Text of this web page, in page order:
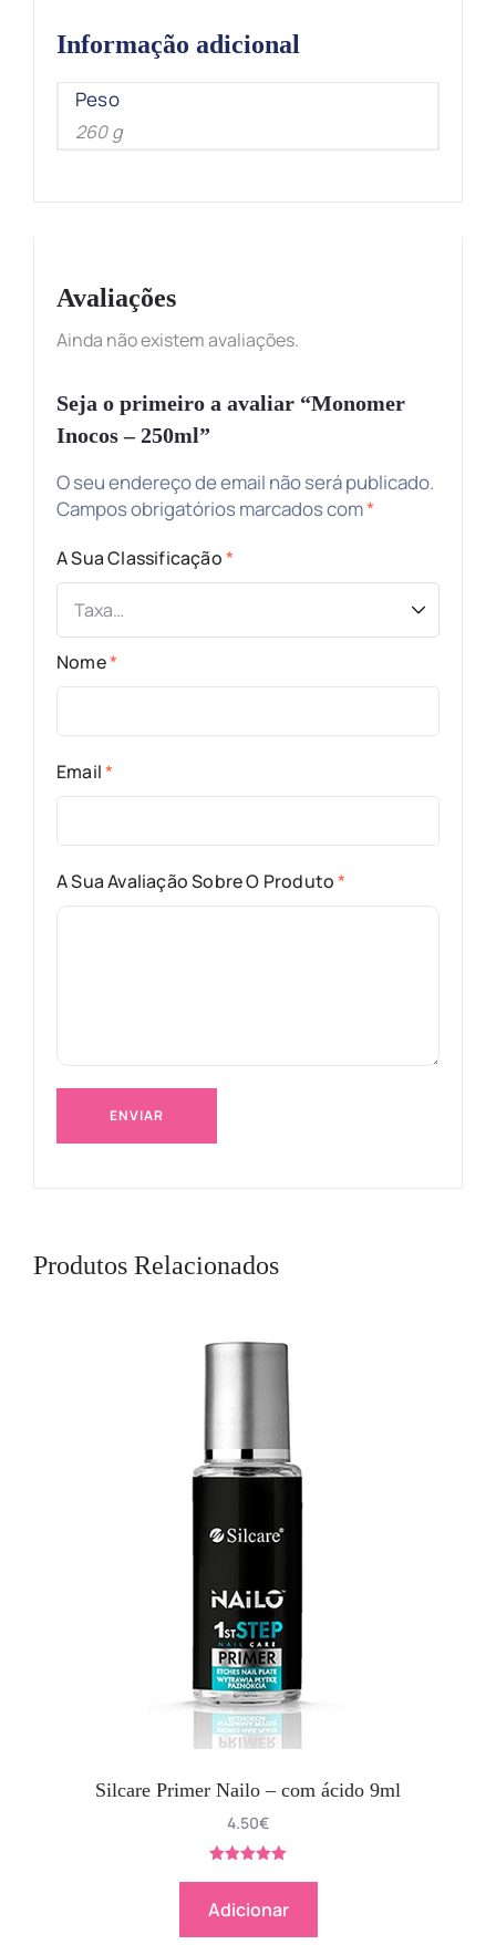
Informação adicional
Peso
260 g
Avaliações
Ainda não existem avaliações.
Seja o primeiro a avaliar “Monomer
Inocos – 250ml”
O seu endereço de email não será publicado.
Campos obrigatórios marcados com*
A Sua Classificação*
A Sua Avaliação Sobre O Produto*
Nome*
Email*
Produtos Relacionados
Silcare Primer Nailo – com ácido 9ml
de 5
4.50€
Adicionar